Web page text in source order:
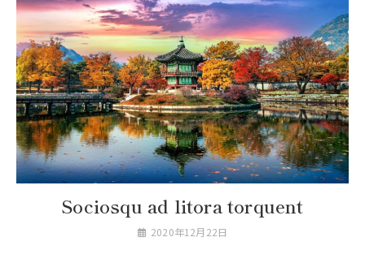
Sociosqu ad litora torquent
2020年12月22日